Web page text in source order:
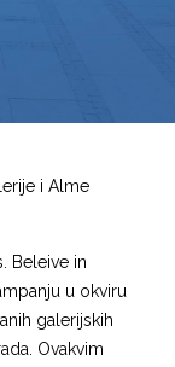
i Alme
Beleive in
u okviru
galerijskih
Ovakvim